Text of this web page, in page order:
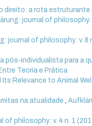
direito: a rota estruturante
journal of philosophy:
journal of philosophy: v. 8
pós-individualista para a
Teoria e Prática
Relevance to Animal
na atualidade,
of philosophy: v. 4 n. 1